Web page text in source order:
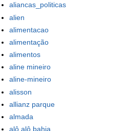
aliancas_politicas
alien
alimentacao
alimentação
alimentos
aline mineiro
aline-mineiro
alisson
allianz parque
almada
alô alô bahia